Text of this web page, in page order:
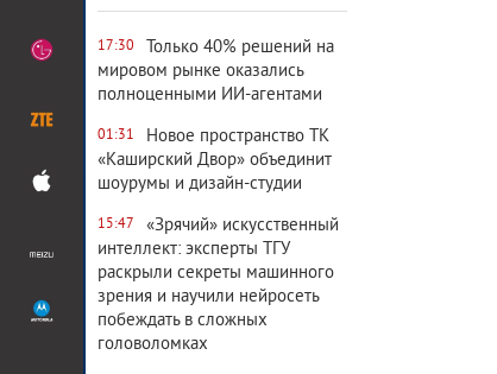
17:30
Только 40% решений на
мировом рынке оказались
полноценными ИИ-агентами
01:31
Новое пространство ТК
«Каширский Двор» объединит
шоурумы и дизайн-студии
15:47
«Зрячий» искусственный
интеллект: эксперты ТГУ
раскрыли секреты машинного
зрения и научили нейросеть
побеждать в сложных
головоломках